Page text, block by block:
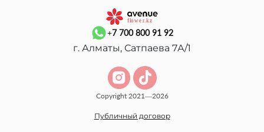
+7 700 800 91 92
г. Алматы, Сатпаева 7А/1
Copyright 2021—2026
Публичный договор